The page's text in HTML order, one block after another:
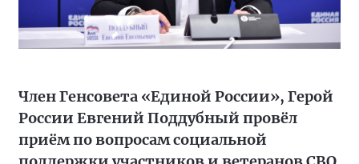
Член Генсовета «Единой России», Герой
России Евгений Поддубный провёл
приём по вопросам социальной